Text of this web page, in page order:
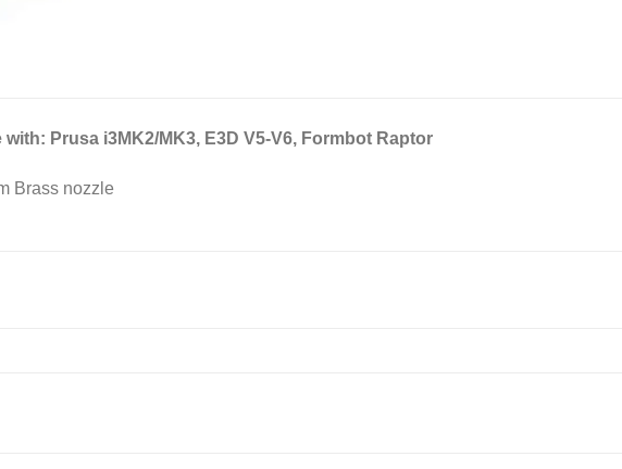
Prusa i3MK2/MK3, E3D V5-V6, Formbot Raptor
Brass nozzle